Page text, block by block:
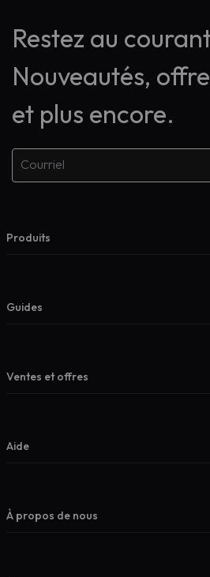
Restez au
Nouveautés,
et plus encore.
Produits
Guides
Ventes et offres
Aide
À propos de nous